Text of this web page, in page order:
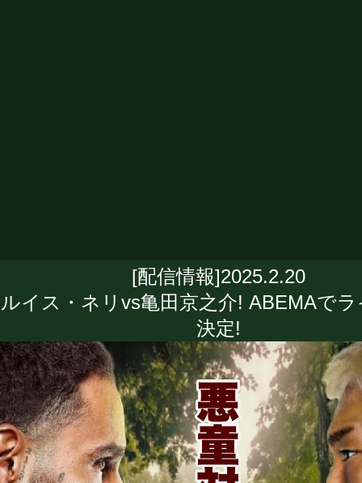
[配信情報]2025.2.20
ルイス・ネリvs亀田京之介! ABEMAで
決定!